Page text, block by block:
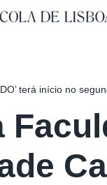
terá início no